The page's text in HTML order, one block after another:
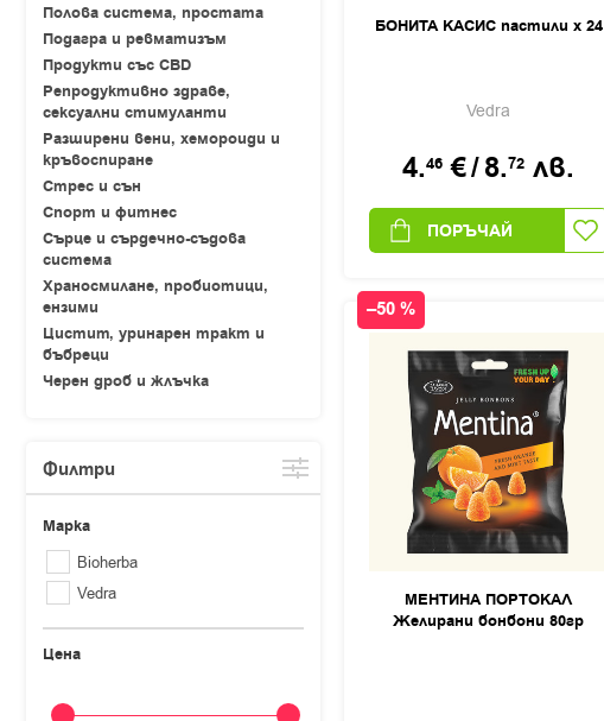
Полова система, простата
Подагра и ревматизъм
Продукти със CBD
Репродуктивно здраве,
сексуални стимуланти
Разширени вени, хемороиди и
кръвоспиране
Стрес и сън
Спорт и фитнес
Сърце и сърдечно-съдова
система
Храносмилане, пробиотици,
ензими
Цистит, уринарен тракт и
бъбреци
Черен дроб и жлъчка
Филтри
Марка
Bioherba
Vedra
Цена
БОНИТА КАСИС пастили х 24
Vedra
4.46 €/8.72 лв.
ПОРЪЧАЙ
–50 %
МЕНТИНА ПОРТОКАЛ
Желирани бонбони 80гр